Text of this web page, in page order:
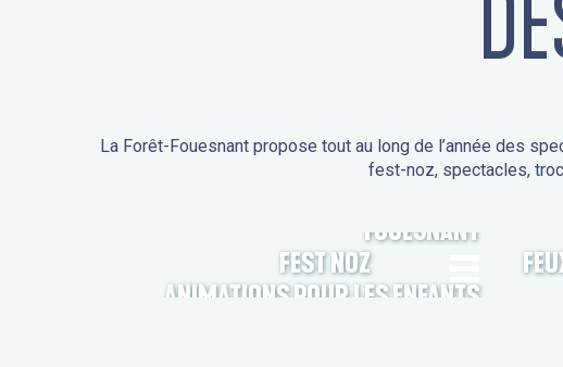
La Forêt-Fouesnant propose tout au long de l’année des
fest-noz, spectacles,
FOUESNANT
FEST NOZ
ANIMATIONS POUR LES ENFANTS